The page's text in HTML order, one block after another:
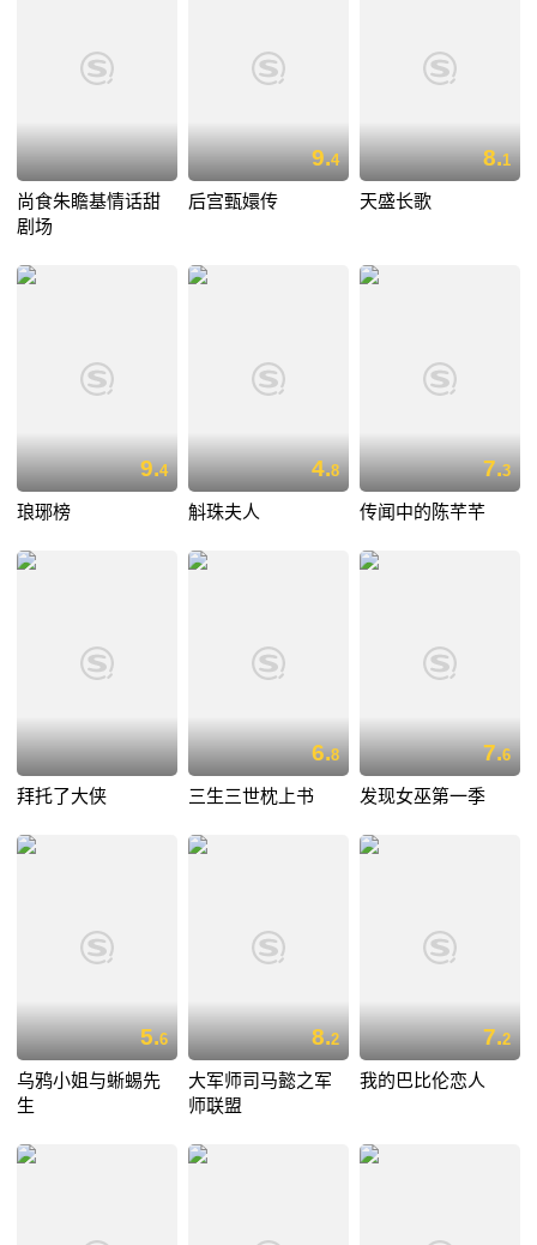
尚食朱瞻基情话甜
剧场
9.4
后宫甄嬛传
8.1
天盛长歌
9.4
琅琊榜
4.8
斛珠夫人
7.3
传闻中的陈芊芊
拜托了大侠
6.8
三生三世枕上书
7.6
发现女巫第一季
5.6
乌鸦小姐与蜥蜴先
生
8.2
大军师司马懿之军
师联盟
7.2
我的巴比伦恋人